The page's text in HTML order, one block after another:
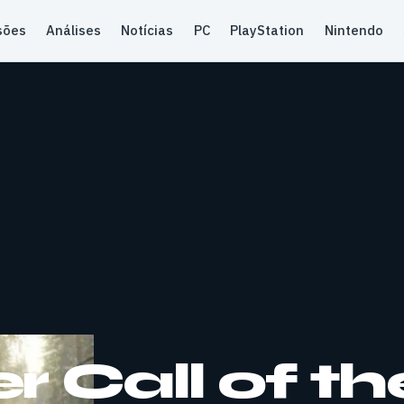
Análises Notícias PC PlayStation Nintendo
Call of